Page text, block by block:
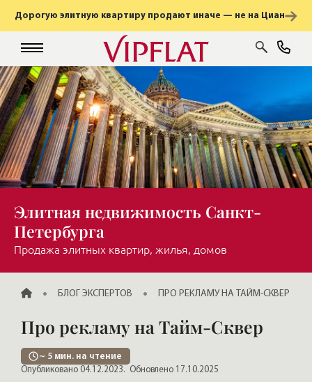
Дорогую элитную квартиру продают иначе — не на Циан
Элитная недвижимость Санкт-
Петербурга
Продажа элитных квартир, жилья, домов
ГЛАВНАЯБЛОГ ЭКСПЕРТОВ ПРО РЕКЛАМУ НА ТАЙМ-СКВЕР
Про рекламу на Тайм-Сквер
~ 5 мин. на чтение
Опубликовано 04.12.2023. Обновлено 17.10.2025